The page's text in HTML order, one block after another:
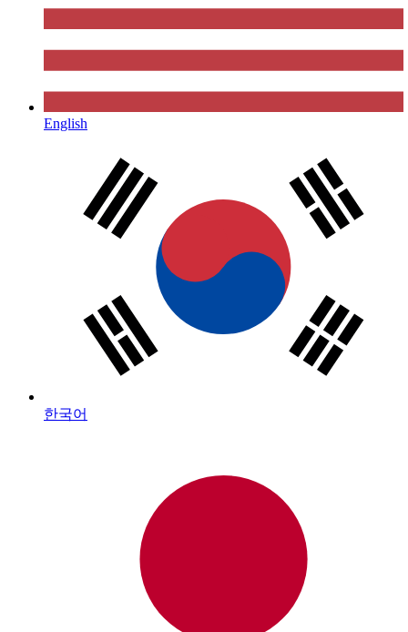
English
한국어